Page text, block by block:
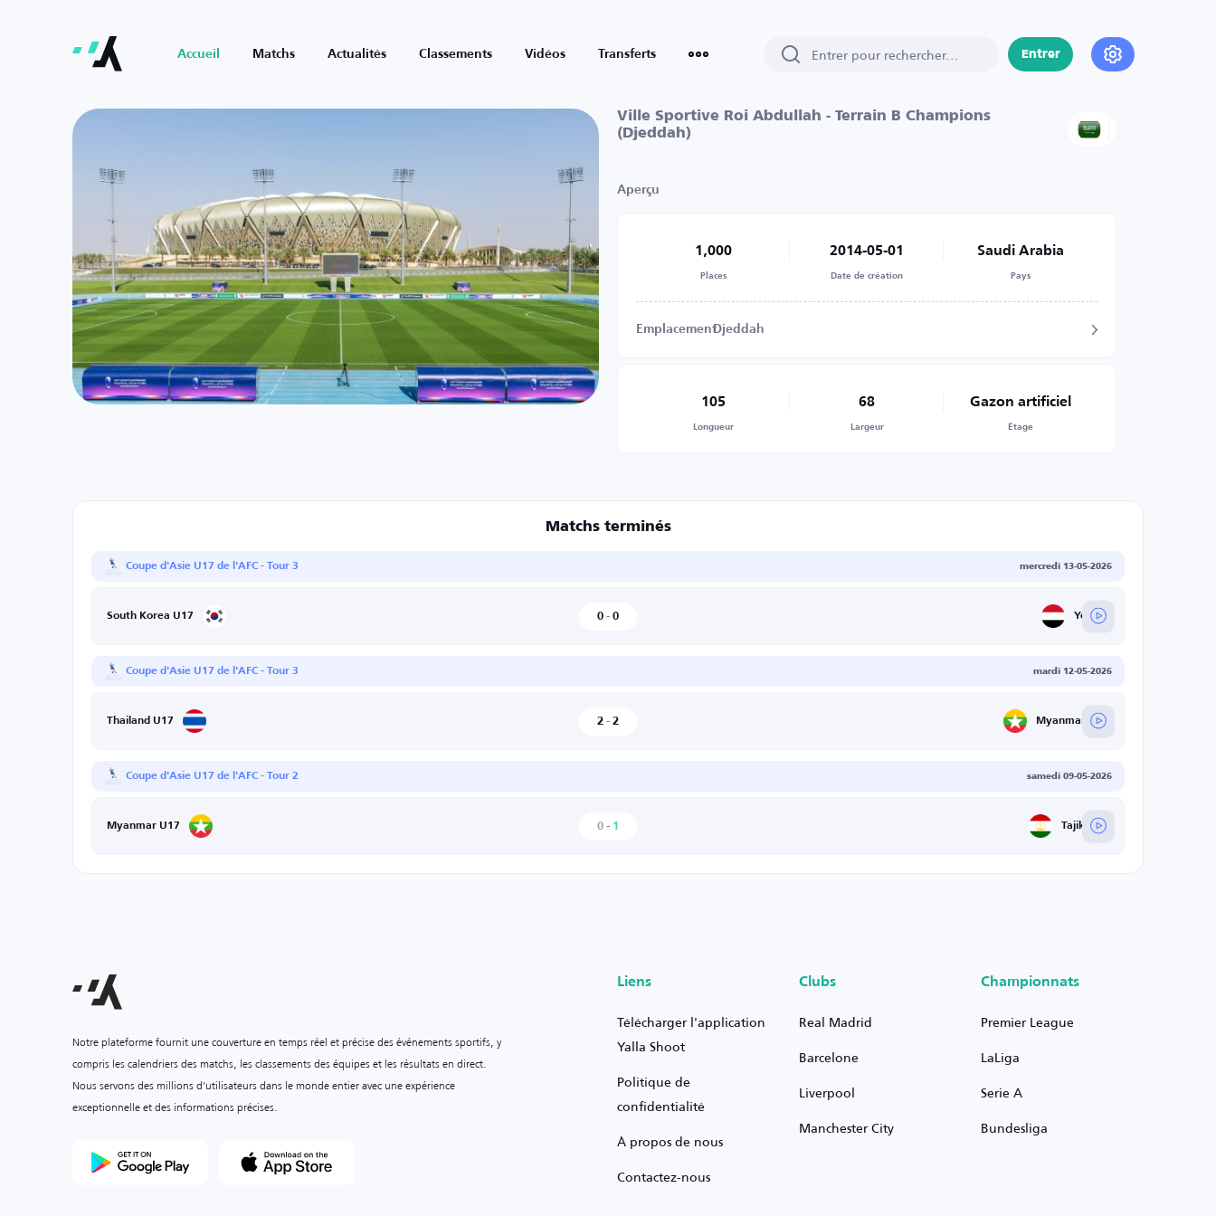
Accueil Matchs Actualités Classements Vidéos Transferts Entrer
Ville Sportive Roi Abdullah - Terrain B Champions
(Djeddah)
Aperçu
1,000
Places
2014-05-01
Date de création
Saudi Arabia
Pays
EmplacementDjeddah
105
Longueur
68
Largeur
Gazon artificiel
Étage
Matchs terminés
Coupe d'Asie U17 de l'AFC - Tour 3 mercredi 13-05-2026
South Korea U17 0 - 0 Yemen
Coupe d'Asie U17 de l'AFC - Tour 3 mardi 12-05-2026
Thailand U17 2 - 2 Myanmar U17
Coupe d'Asie U17 de l'AFC - Tour 2 samedi 09-05-2026
Myanmar U17 0 - 1 Tajikistan
Notre plateforme fournit une couverture en temps réel et précise des événements sportifs, y
compris les calendriers des matchs, les classements des équipes et les résultats en direct.
Nous servons des millions d'utilisateurs dans le monde entier avec une expérience
exceptionnelle et des informations précises.
Liens
Télécharger l'application
Yalla Shoot
Politique de
confidentialité
À propos de nous
Contactez-nous
Clubs
Real Madrid
Barcelone
Liverpool
Manchester City
Championnats
Premier League
LaLiga
Serie A
Bundesliga